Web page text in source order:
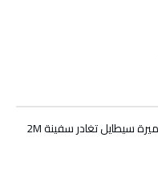
21
للمهرجان
“المرأة الحديدية”.. سميرة سيطايل تغادر سفينة 2M